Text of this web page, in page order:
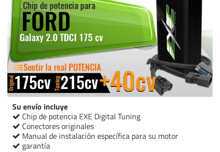
Su envío incluye
Chip de potencia EXE Digital Tuning
Conectores originales
Manual de instalación específica para su motor
garantía